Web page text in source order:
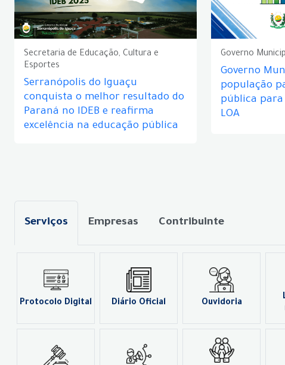
Secretaria de Educação, Cultura e
Esportes
Serranópolis do Iguaçu
conquista o melhor resultado do
Paraná no IDEB e reafirma
excelência na educação pública
Governo
Governo
população
pública para
LOA
Serviços Empresas Contribuinte
Protocolo Digital Diário Oficial Ouvidoria